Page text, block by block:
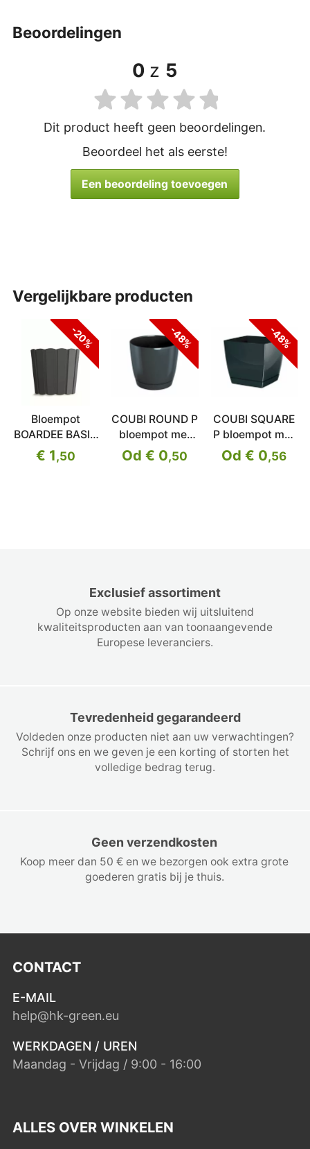
Exclusief assortiment
Op onze website bieden wij uitsluitend
kwaliteitsproducten aan van toonaangevende
Europese leveranciers.
Tevredenheid gegarandeerd
Voldeden onze producten niet aan uw verwachtingen?
Schrijf ons en we geven je een korting of storten het
volledige bedrag terug.
Geen verzendkosten
Koop meer dan 50 € en we bezorgen ook extra grote
goederen gratis bij je thuis.
beoordelingen
0 z 5
Dit product heeft geen beoordelingen.
Beoordeel het als eerste!
Een beoordeling toevoegen
vergelijkbare producten
-20%
Bloempot
BOARDEE BASIC
antraciet
14,4cm
€ 1,50
-48%
COUBI ROUND P
bloempot met
schaal
Od € 0,50
-48%
COUBI SQUARE
P bloempot met
schaal
Od € 0,56
CONTACT
E-MAIL
help@hk-green.eu
WERKDAGEN / UREN
Maandag - Vrijdag / 9:00 - 16:00
ALLES OVER WINKELEN